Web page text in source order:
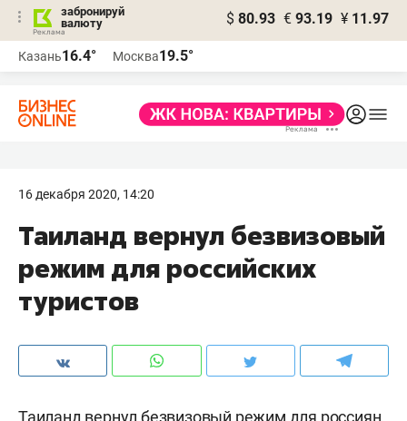
забронируй
валюту
$ 80.93 € 93.19 ¥ 11.97
Казань16.4° Москва19.5°
16 декабря 2020, 14:20
Таиланд вернул безвизовый
режим для российских
туристов
Таиланд вернул безвизовый режим для россиян,